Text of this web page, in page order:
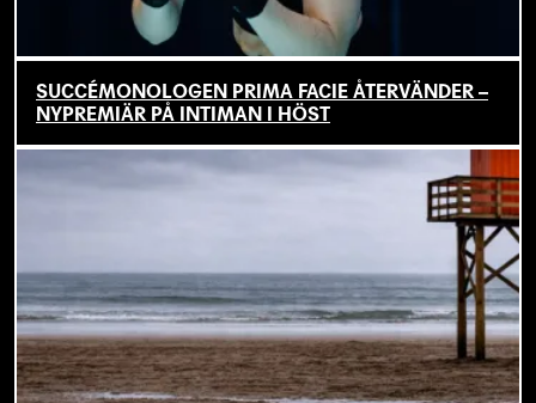
SUCCÉMONOLOGEN PRIMA FACIE ÅTERVÄNDER –
NYPREMIÄR PÅ INTIMAN I HÖST